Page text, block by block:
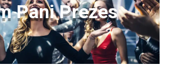
Pani Prezes